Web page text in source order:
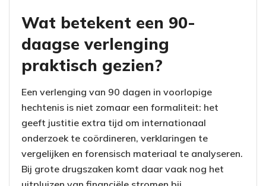
Wat betekent een 90-
daagse verlenging
praktisch gezien?
Een verlenging van 90 dagen in voorlopige
hechtenis is niet zomaar een formaliteit: het
geeft justitie extra tijd om internationaal
onderzoek te coördineren, verklaringen te
vergelijken en forensisch materiaal te analyseren.
Bij grote drugszaken komt daar vaak nog het